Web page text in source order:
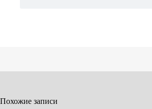
Похожие записи